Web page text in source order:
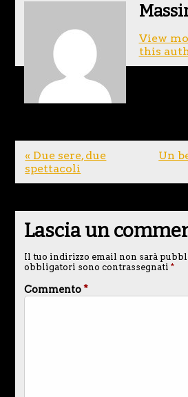
View
this
« Due sere, due
spettacoli
Un
Lascia un
Il tuo indirizzo email non sarà
obbligatori sono contrassegnati *
Commento*